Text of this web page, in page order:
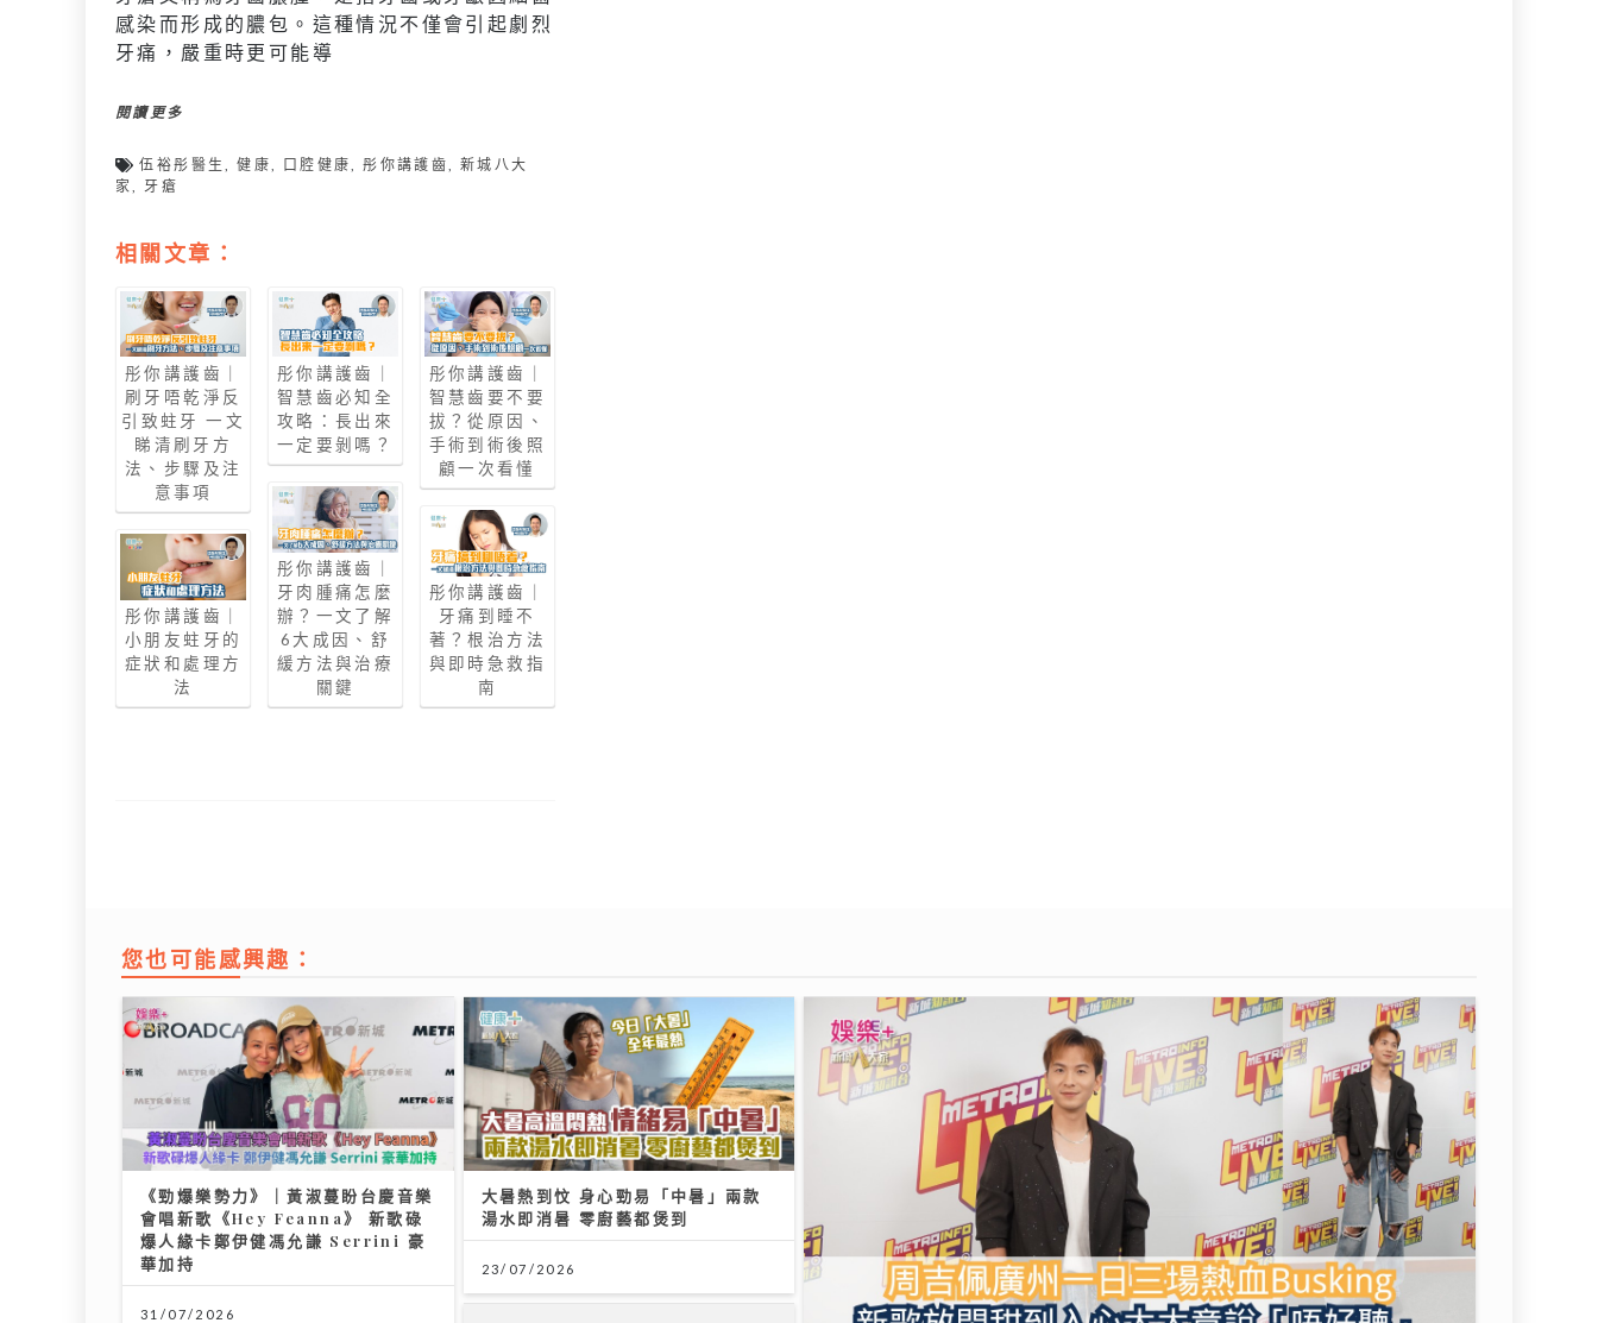
感染而形成的膿包。這種情況不僅會引起劇烈
牙痛，嚴重時更可能導
閱讀更多
伍裕彤醫生,健康, 口腔健康,彤你講護齒,新城八大
家,牙瘡
相關文章：
彤你講護齒｜
刷牙唔乾淨反
引致蛀牙 一文
睇清刷牙方
法、步驟及注
意事項
彤你講護齒｜
小朋友蛀牙的
症狀和處理方
法
彤你講護齒｜
智慧齒必知全
攻略：長出來
一定要剝嗎？
彤你講護齒｜
牙肉腫痛怎麼
辦？一文了解
6大成因、舒
緩方法與治療
關鍵
彤你講護齒｜
智慧齒要不要
拔？從原因、
手術到術後照
顧一次看懂
彤你講護齒｜
牙痛到睡不
著？根治方法
與即時急救指
南
您也可能感興趣：
《勁爆樂勢力》｜黃淑蔓盼台慶音樂
會唱新歌《Hey Feanna》 新歌碌
爆人緣卡鄭伊健馮允謙 Serrini 豪
華加持
31/07/2026
大暑熱到忟 身心勁易「中暑」兩款
湯水即消暑 零廚藝都煲到
23/07/2026